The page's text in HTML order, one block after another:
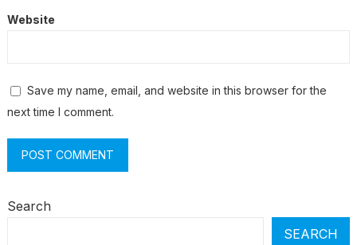
Website
Save my name, email, and website in this browser for the
next time I comment.
Search
SEARCH